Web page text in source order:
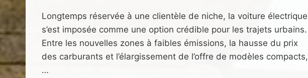
Longtemps réservée à une clientèle de niche, la voiture électrique
s’est imposée comme une option crédible pour les trajets urbains.
Entre les nouvelles zones à faibles émissions, la hausse du prix
des carburants et l’élargissement de l’offre de modèles compacts,
…